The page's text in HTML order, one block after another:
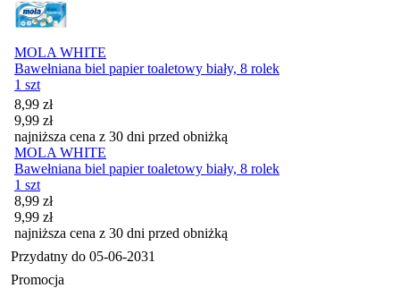
MOLA WHITE
Bawełniana biel papier toaletowy biały, 8 rolek
1 szt
Cena promocyjna
8,99 zł
9,99 zł
najniższa cena z 30 dni przed obniżką
MOLA WHITE
Bawełniana biel papier toaletowy biały, 8 rolek
1 szt
Cena promocyjna
8,99 zł
9,99 zł
najniższa cena z 30 dni przed obniżką
Przydatny do 05-06-2031
Promocja